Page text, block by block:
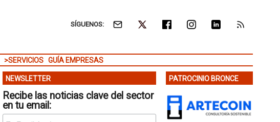
SÍGUENOS:
>SERVICIOS GUÍA EMPRESAS
NEWSLETTER
Recibe las noticias clave del sector
en tu email:
PATROCINIO BRONCE